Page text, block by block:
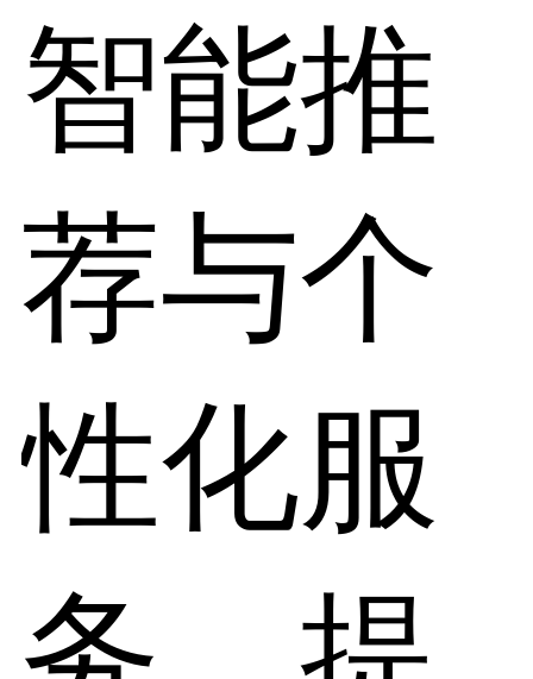
智能推
荐与个
性化服